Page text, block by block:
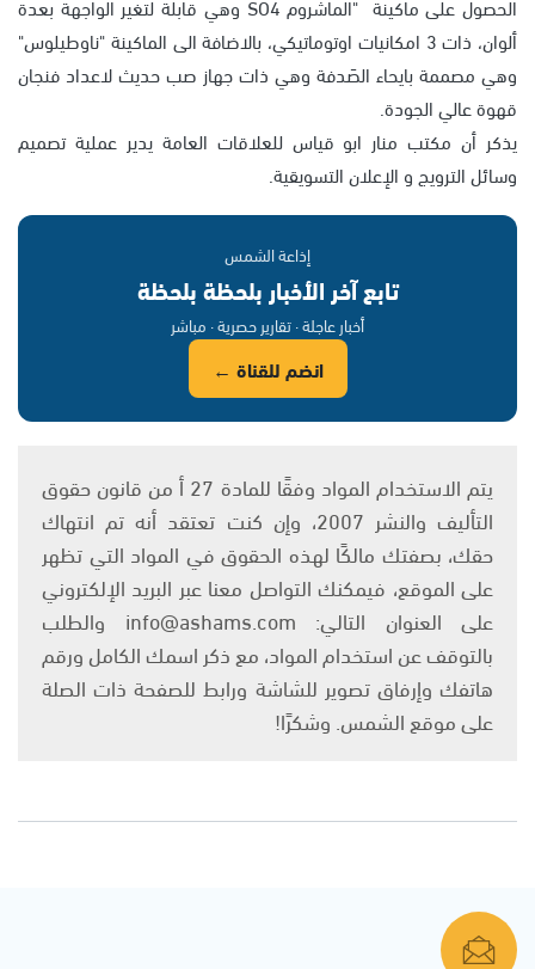
ألوان، ذات 3 امكانيات اوتوماتيكي، بالاضافة الى الماكينة "ناوطيلوس"
وهي مصممة بايحاء الصَدفة وهي ذات جهاز صب حديث لاعداد فنجان
قهوة عالي الجودة.
يذكر أن مكتب منار ابو قياس للعلاقات العامة يدير عملية تصميم
وسائل الترويج و الإعلان التسويقية.
إذاعة الشمس
تابع آخر الأخبار بلحظة بلحظة
أخبار عاجلة · تقارير حصرية · مباشر
انضم للقناة ←
يتم الاستخدام المواد وفقًا للمادة 27 أ من قانون حقوق
التأليف والنشر 2007، وإن كنت تعتقد أنه تم انتهاك
حقك، بصفتك مالكًا لهذه الحقوق في المواد التي تظهر
على الموقع، فيمكنك التواصل معنا عبر البريد الإلكتروني
على العنوان التالي: info@ashams.com والطلب
بالتوقف عن استخدام المواد، مع ذكر اسمك الكامل ورقم
هاتفك وإرفاق تصوير للشاشة ورابط للصفحة ذات الصلة
على موقع الشمس. وشكرًا!